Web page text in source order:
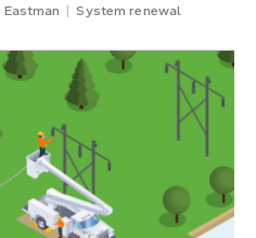
Eastman System renewal